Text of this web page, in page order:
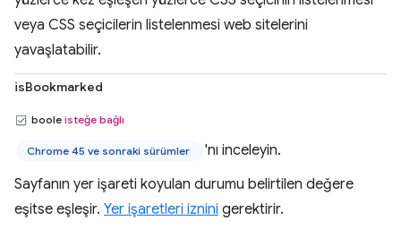
veya CSS seçicilerin listelenmesi web sitelerini
yavaşlatabilir.
isBookmarked
boole isteğe bağlı
Chrome 45 ve sonraki sürümler
'nı inceleyin.
Sayfanın yer işareti koyulan durumu belirtilen değere
eşitse eşleşir. Yer işaretleri iznini gerektirir.